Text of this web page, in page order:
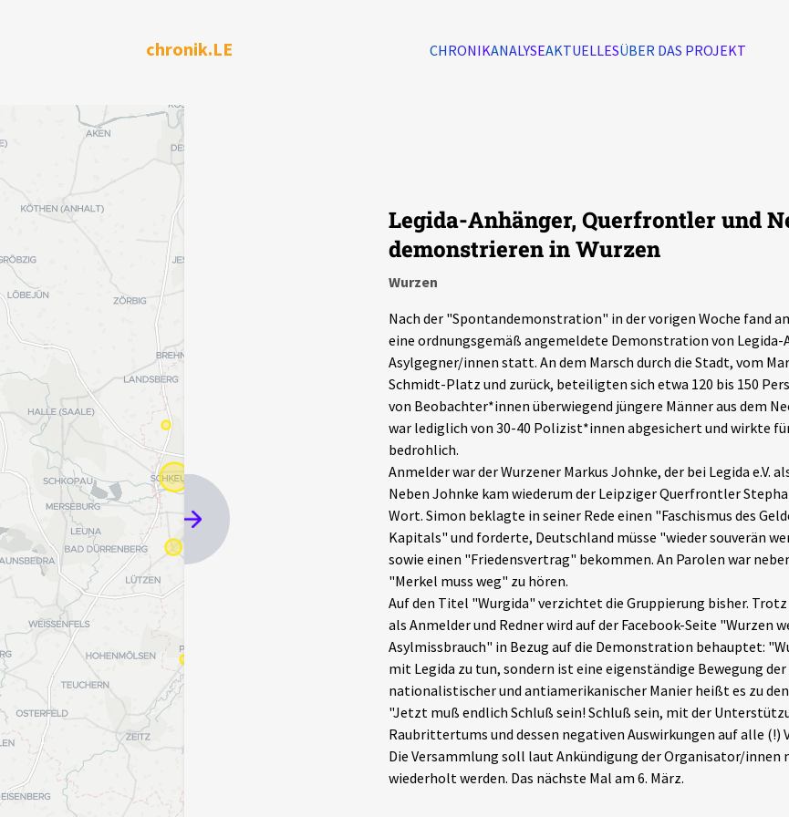
chronik.LE CHRONIKANALYSEAKTUELLESÜBER DAS PROJEKT
Legida-Anhänger, Querfrontler und
demonstrieren in Wurzen
Wurzen
Nach der "Spontandemonstration" in der vorigen Woche fand
eine ordnungsgemäß angemeldete Demonstration von Legida-
Asylgegner/innen statt. An dem Marsch durch die Stadt, vom
Schmidt-Platz und zurück, beteiligten sich etwa 120 bis 150
von Beobachter*innen überwiegend jüngere Männer aus dem
war lediglich von 30-40 Polizist*innen abgesichert und wirkte
bedrohlich.
Anmelder war der Wurzener Markus Johnke, der bei Legida e.V.
Neben Johnke kam wiederum der Leipziger Querfrontler
Wort. Simon beklagte in seiner Rede einen "Faschismus des
Kapitals" und forderte, Deutschland müsse "wieder souverän
sowie einen "Friedensvertrag" bekommen. An Parolen war
"Merkel muss weg" zu hören.
Auf den Titel "Wurgida" verzichtet die Gruppierung bisher. Trotz
als Anmelder und Redner wird auf der Facebook-Seite "Wurzen
Asylmissbrauch" in Bezug auf die Demonstration behauptet:
mit Legida zu tun, sondern ist eine eigenständige Bewegung
nationalistischer und antiamerikanischer Manier heißt es zu
"Jetzt muß endlich Schluß sein! Schluß sein, mit der
Raubrittertums und dessen negativen Auswirkungen auf alle (!)
Die Versammlung soll laut Ankündigung der Organisator/innen
wiederholt werden. Das nächste Mal am 6. März.
Ereignisse